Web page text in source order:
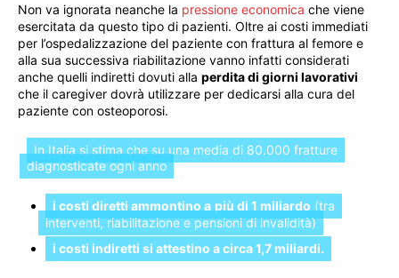
Non va ignorata neanche la pressione economica che viene
esercitata da questo tipo di pazienti. Oltre ai costi immediati
per l’ospedalizzazione del paziente con frattura al femore e
alla sua successiva riabilitazione vanno infatti considerati
anche quelli indiretti dovuti alla perdita di giorni lavorativi
che il caregiver dovrà utilizzare per dedicarsi alla cura del
paziente con osteoporosi.
In Italia si stima che su una media di 80.000 fratture
diagnosticate ogni anno
i costi diretti ammontino a più di 1 miliardo (tra
interventi, riabilitazione e pensioni di invalidità)
i costi indiretti si attestino a circa 1,7 miliardi.